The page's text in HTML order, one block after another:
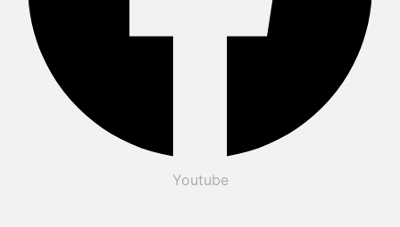
Youtube